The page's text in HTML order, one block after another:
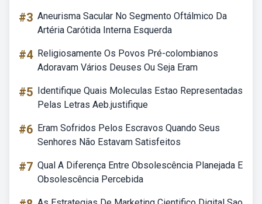
#3 Aneurisma Sacular No Segmento Oftálmico Da
Artéria Carótida Interna Esquerda
#4 Religiosamente Os Povos Pré-colombianos
Adoravam Vários Deuses Ou Seja Eram
#5 Identifique Quais Moleculas Estao Representadas
Pelas Letras Aeb.justifique
#6 Eram Sofridos Pelos Escravos Quando Seus
Senhores Não Estavam Satisfeitos
#7 Qual A Diferença Entre Obsolescência Planejada E
Obsolescência Percebida